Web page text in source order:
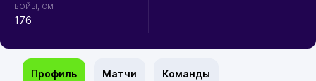
БОЙЫ, СМ
176
Профиль Матчи Команды